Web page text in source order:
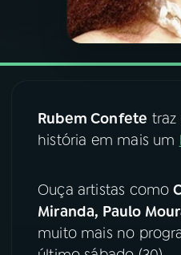
VIDEOCASTS
07ÚLTIMAS
08FESTIVAL DE MÚSICA
YouTube
Instagram
Rubem Confete traz
história em mais um
Ouça artistas como
Miranda, Paulo
muito mais no